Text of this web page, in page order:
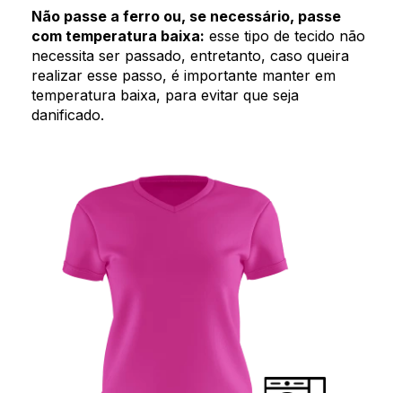
Não passe a ferro ou, se necessário, passe
com temperatura baixa: esse tipo de tecido não
necessita ser passado, entretanto, caso queira
realizar esse passo, é importante manter em
temperatura baixa, para evitar que seja
danificado.